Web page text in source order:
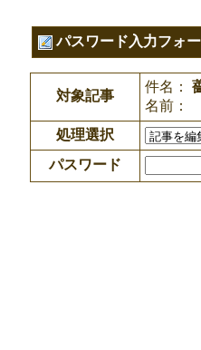
パスワード入力フォ
対象記事
件名：
名前：
処理選択
パスワード